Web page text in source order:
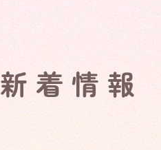
新着情報